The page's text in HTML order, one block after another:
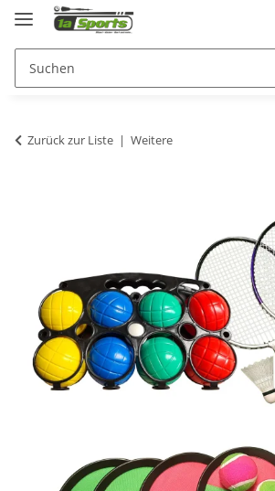
Zurück zur Liste Weitere